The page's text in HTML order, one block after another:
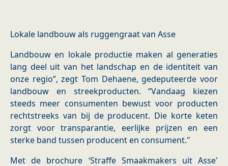
​Lokale landbouw als ruggengraat van Asse
Landbouw en lokale productie maken al generaties
lang deel uit van het landschap en de identiteit van
onze regio”, zegt Tom Dehaene, gedeputeerde voor
landbouw en streekproducten. “Vandaag kiezen
steeds meer consumenten bewust voor producten
rechtstreeks van bij de producent. Die korte keten
zorgt voor transparantie, eerlijke prijzen en een
sterke band tussen producent en consument."
​​​Met de brochure ‘Straffe Smaakmakers uit Asse'